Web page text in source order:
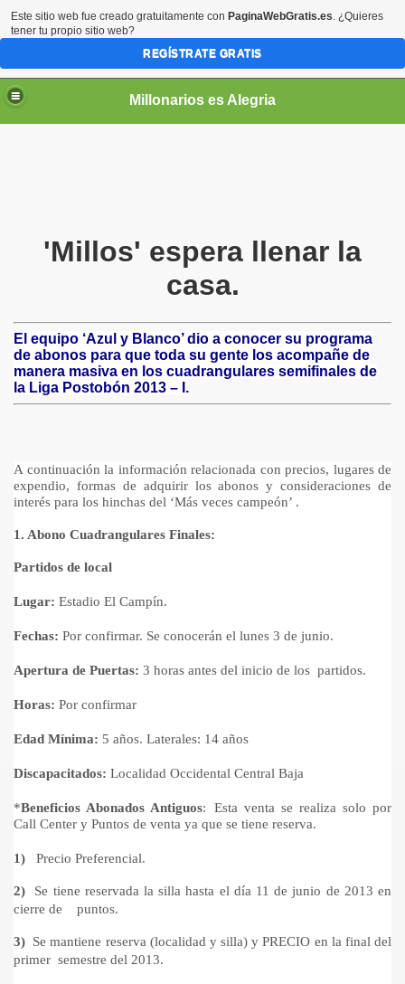
Millonarios es Alegria
'Millos' espera llenar la
casa.
El equipo ‘Azul y Blanco’ dio a conocer su programa
de abonos para que toda su gente los acompañe de
manera masiva en los cuadrangulares semifinales de
la Liga Postobón 2013 – I.
A continuación la información relacionada con precios, lugares de
expendio, formas de adquirir los abonos y consideraciones de
interés para los hinchas del ‘Más veces campeón’ .
1. Abono Cuadrangulares Finales:
Partidos de local
Lugar: Estadio El Campín.
Fechas: Por confirmar. Se conocerán el lunes 3 de junio.
Apertura de Puertas: 3 horas antes del inicio de los partidos.
Horas: Por confirmar
Edad Mínima: 5 años. Laterales: 14 años
Discapacitados: Localidad Occidental Central Baja
*Beneficios Abonados Antiguos: Esta venta se realiza solo por
Call Center y Puntos de venta ya que se tiene reserva.
1) Precio Preferencial.
2) Se tiene reservada la silla hasta el día 11 de junio de 2013 en
cierre de puntos.
3) Se mantiene reserva (localidad y silla) y PRECIO en la final del
primer semestre del 2013.
Este sitio web fue creado gratuitamente con PaginaWebGratis.es. ¿Quieres
tener tu propio sitio web?
REGÍSTRATE GRATIS